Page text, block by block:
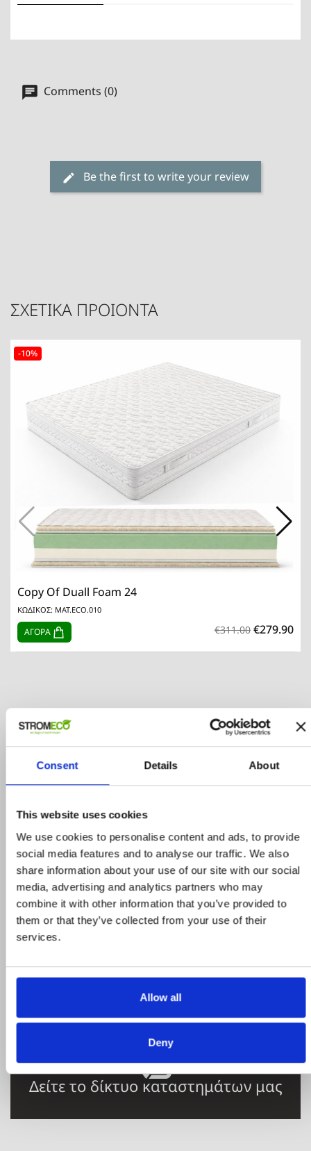
Consent Details About
This website uses cookies
We use cookies to personalise content and ads, to provide
social media features and to analyse our traffic. We also
share information about your use of our site with our social
media, advertising and analytics partners who may
combine it with other information that you’ve provided to
them or that they’ve collected from your use of their
services.
Allow all
Deny
Comments (0)
Be the first to write your review
ΣΧΕΤΙΚΑ ΠΡΟΙΟΝΤΑ
Copy Of Duall Foam 24
ΚΩΔΙΚΟΣ: MAT.ECO.010
ΑΓΟΡΑ €311.00 €279.90
-10%
Δείτε ολα τα προϊόντα μας που εχουν
προσφορά και επωφεληθείτε για τις αγορές
σας
STROMECO
Η εταιρεία, καταστήματα, μεταφορικός
Δείτε το δίκτυο καταστημάτων μας